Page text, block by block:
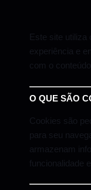
Este site utiliza
experiência e
com o conteúdo.
O QUE SÃO
Cookies são
para seu
armazenam
funcionalidade